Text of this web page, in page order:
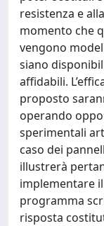
resistenza e
momento che
vengono
siano
affidabili.
proposto
operando
sperimentali
caso dei
illustrerà
implementare il
programma
risposta